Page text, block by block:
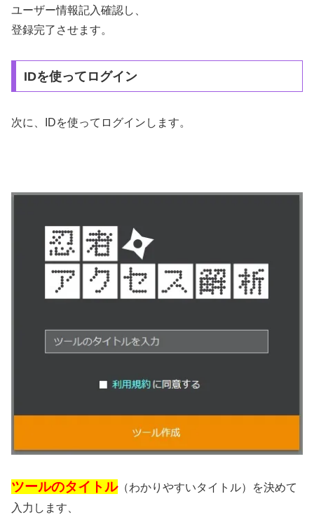
ユーザー情報記入確認し、
登録完了させます。
IDを使ってログイン
次に、IDを使ってログインします。
ツールのタイトル（わかりやすいタイトル）を決めて
入力します、